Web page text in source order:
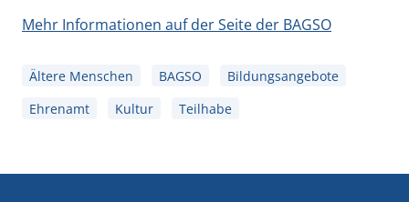
Mehr Informationen auf der Seite der BAGSO
Ältere Menschen BAGSO
Bildungsangebote
Ehrenamt
Kultur Teilhabe